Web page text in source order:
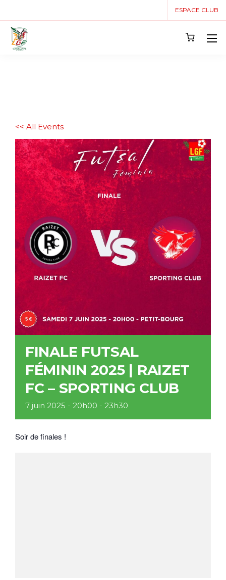
ESPACE CLUB
<< All Events
FINALE FUTSAL
FÉMININ 2025 | RAIZET
FC – SPORTING CLUB
7 juin 2025 - 20h00 - 23h30
Soir de finales !